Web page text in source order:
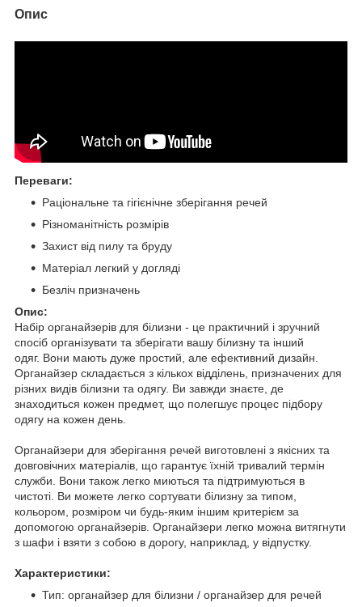
Опис
Переваги:
Раціональне та гігієнічне зберігання речей
Різноманітність розмірів
Захист від пилу та бруду
Матеріал легкий у догляді
Безліч призначень
Опис:
Набір органайзерів для білизни - це практичний і зручний
спосіб організувати та зберігати вашу білизну та інший
одяг. Вони мають дуже простий, але ефективний дизайн.
Органайзер складається з кількох відділень, призначених для
різних видів білизни та одягу. Ви завжди знаєте, де
знаходиться кожен предмет, що полегшує процес підбору
одягу на кожен день.
Органайзери для зберігання речей виготовлені з якісних та
довговічних матеріалів, що гарантує їхній тривалий термін
служби. Вони також легко миються та підтримуються в
чистоті. Ви можете легко сортувати білизну за типом,
кольором, розміром чи будь-яким іншим критерієм за
допомогою органайзерів. Органайзери легко можна витягнути
з шафи і взяти з собою в дорогу, наприклад, у відпустку.
Характеристики:
Тип: органайзер для білизни / органайзер для речей